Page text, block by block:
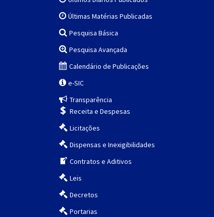
Últimas Matérias Publicadas
Pesquisa Básica
Pesquisa Avançada
Calendário de Publicações
e-SIC
Transparência
Receita e Despesas
Licitações
Dispensas e Inexigibilidades
Contratos e Aditivos
Leis
Decretos
Portarias